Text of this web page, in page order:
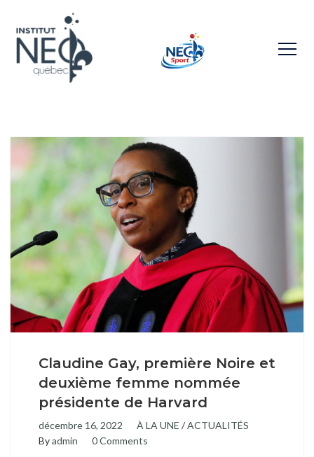
Claudine Gay, première Noire et
deuxième femme nommée
présidente de Harvard
décembre 16, 2022 À LA UNE /ACTUALITÉS
Byadmin 0 Comments